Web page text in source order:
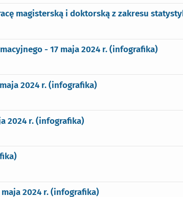
magisterską i doktorską z zakresu
- 17 maja 2024 r. (infografika)
2024 r. (infografika)
2024 r. (infografika)
2024 r. (infografika)